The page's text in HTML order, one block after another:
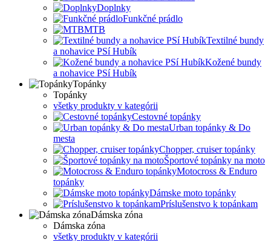
Doplnky
Funkčné prádlo
MTB
Textilné bundy
a nohavice PSí Hubík
Kožené bundy
a nohavice PSí Hubík
Topánky
Topánky
všetky produkty v kategórii
Cestovné topánky
Urban topánky & Do
mesta
Chopper, cruiser topánky
Športové topánky na moto
Motocross & Enduro
topánky
Dámske moto topánky
Príslušenstvo k topánkam
Dámska zóna
Dámska zóna
všetky produkty v kategórii